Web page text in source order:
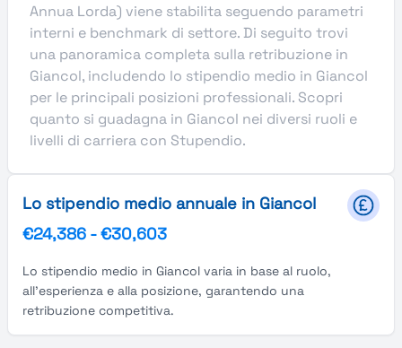
Annua Lorda) viene stabilita seguendo parametri
interni e benchmark di settore. Di seguito trovi
una panoramica completa sulla retribuzione in
Giancol, includendo lo stipendio medio in Giancol
per le principali posizioni professionali. Scopri
quanto si guadagna in Giancol nei diversi ruoli e
livelli di carriera con Stupendio.
Lo stipendio medio annuale in Giancol
€24,386 -€30,603
Lo stipendio medio in Giancol varia in base al ruolo,
all'esperienza e alla posizione, garantendo una
retribuzione competitiva.